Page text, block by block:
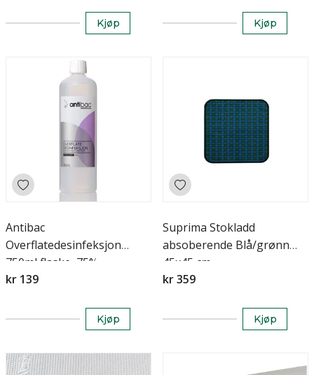
Kjøp Kjøp
Antibac
Overflatedesinfeksjon
750ml flaske, 75%
kr 139
Kjøp
Suprima Stokladd
absoberende Blå/grønn
45x45 cm
kr 359
Kjøp